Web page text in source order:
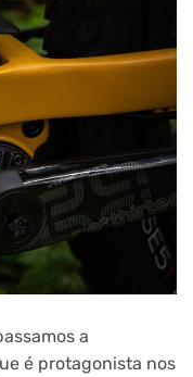
a
é protagonista nos